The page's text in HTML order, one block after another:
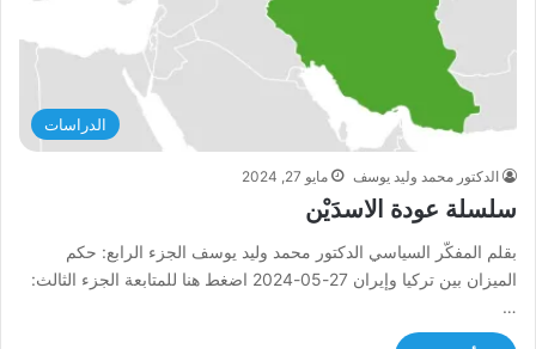
الدراسات
الدكتور محمد وليد يوسف مايو 27, 2024
سلسلة عودة الاسدَيْن
بقلم المفكّر السياسي الدكتور محمد وليد يوسف الجزء الرابع: حكم
الميزان بين تركيا وإيران 27-05-2024 اضغط هنا للمتابعة الجزء الثالث:
…